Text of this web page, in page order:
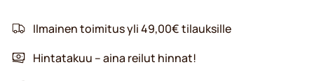
Ilmainen toimitus yli 49,00€ tilauksille
Hintatakuu – aina reilut hinnat!